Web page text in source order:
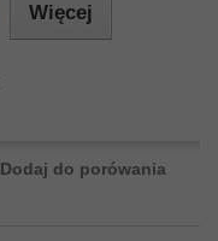
Więcej
Dodaj do porówania